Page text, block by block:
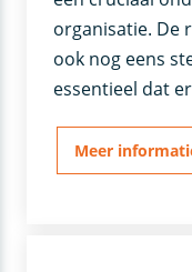
organisatie. De
ook nog eens
essentieel dat
Meer